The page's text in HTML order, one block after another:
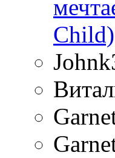
Child)